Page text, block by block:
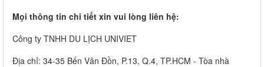
Mọi thông tin chi tiết xin vui lòng liên hệ:
Công ty TNHH DU LỊCH UNIVIET
Địa chỉ: 34-35 Bến Vân Đồn, P.13, Q.4, TP.HCM - Tòa nhà